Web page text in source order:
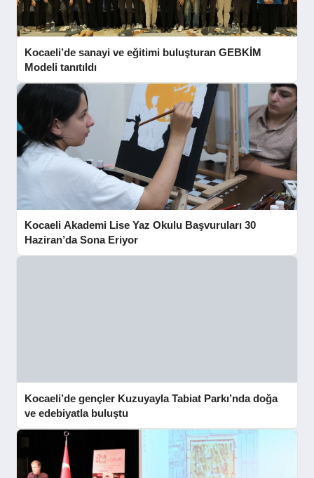
Kocaeli’de sanayi ve eğitimi buluşturan GEBKİM
Modeli tanıtıldı
Kocaeli Akademi Lise Yaz Okulu Başvuruları 30
Haziran’da Sona Eriyor
Kocaeli’de gençler Kuzuyayla Tabiat Parkı’nda doğa
ve edebiyatla buluştu